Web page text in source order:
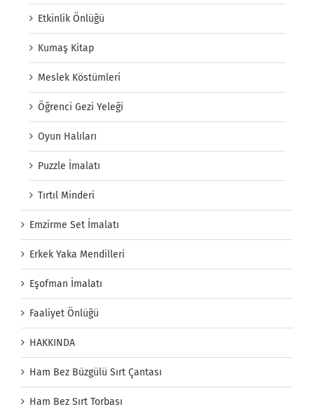
Etkinlik Önlüğü
Kumaş Kitap
Meslek Köstümleri
Öğrenci Gezi Yeleği
Oyun Halıları
Puzzle İmalatı
Tırtıl Minderi
Emzirme Set İmalatı
Erkek Yaka Mendilleri
Eşofman İmalatı
Faaliyet Önlüğü
HAKKINDA
Ham Bez Büzgülü Sırt Çantası
Ham Bez Sırt Torbası